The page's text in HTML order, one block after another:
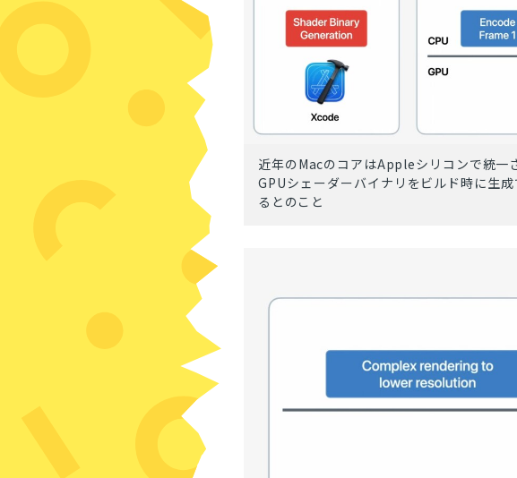
近年のMacのコアはAppleシリコンで統一
GPUシェーダーバイナリをビルド時に生
るとのこと